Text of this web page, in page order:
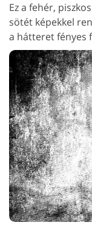
Ez a fehér,
sötét képekkel
a hátteret fényes